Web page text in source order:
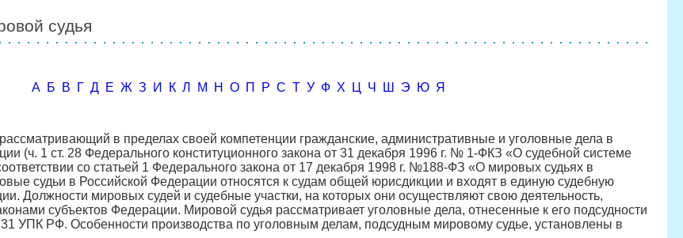
судья
А Б В Г Д Е Ж З И К Л М Н О П Р С Т У Ф Х Ц Ч Ш Э Ю Я
в пределах своей компетенции гражданские, административные и уголовные дела в
(ч. 1 ст. 28 Федерального конституционного закона от 31 декабря 1996 г. № 1-ФКЗ «О судебной системе
со статьей 1 Федерального закона от 17 декабря 1998 г. №188-ФЗ «О мировых судьях в
судьи в Российской Федерации относятся к судам общей юрисдикции и входят в единую судебную
Должности мировых судей и судебные участки, на которых они осуществляют свою деятельность,
субъектов Федерации. Мировой судья рассматривает уголовные дела, отнесенные к его подсудности
31 УПК РФ. Особенности производства по уголовным делам, подсудным мировому судье, установлены в